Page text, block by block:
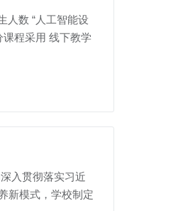
人数 “人工智能设
程采用 线下教学
入贯彻落实习近
新模式，学校制定